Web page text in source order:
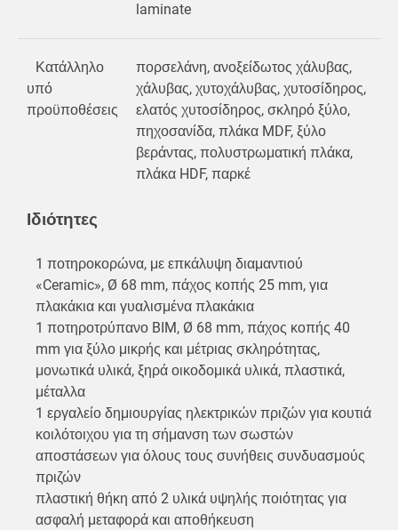
laminate
Κατάλληλο
υπό
προϋποθέσεις
πορσελάνη, ανοξείδωτος χάλυβας,
χάλυβας, χυτοχάλυβας, χυτοσίδηρος,
ελατός χυτοσίδηρος, σκληρό ξύλο,
πηχοσανίδα, πλάκα MDF, ξύλο
βεράντας, πολυστρωματική πλάκα,
πλάκα HDF, παρκέ
Ιδιότητες
1 ποτηροκορώνα, με επκάλυψη διαμαντιού
«Ceramic», Ø 68 mm, πάχος κοπής 25 mm, για
πλακάκια και γυαλισμένα πλακάκια
1 ποτηροτρύπανο BIM, Ø 68 mm, πάχος κοπής 40
mm για ξύλο μικρής και μέτριας σκληρότητας,
μονωτικά υλικά, ξηρά οικοδομικά υλικά, πλαστικά,
μέταλλα
1 εργαλείο δημιουργίας ηλεκτρικών πριζών για κουτιά
κοιλότοιχου για τη σήμανση των σωστών
αποστάσεων για όλους τους συνήθεις συνδυασμούς
πριζών
πλαστική θήκη από 2 υλικά υψηλής ποιότητας για
ασφαλή μεταφορά και αποθήκευση